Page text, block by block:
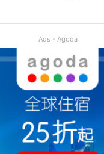
Ads - Agoda